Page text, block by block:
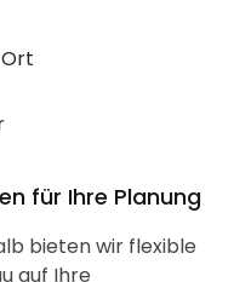
für Ihre Planung
bieten wir flexible
auf Ihre